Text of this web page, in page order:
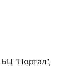
"Портал",